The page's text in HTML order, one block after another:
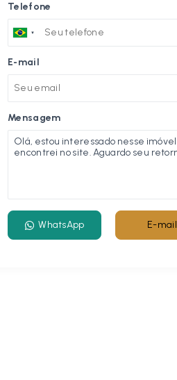
Telefone
E-mail
Mensagem
WhatsApp E-mail